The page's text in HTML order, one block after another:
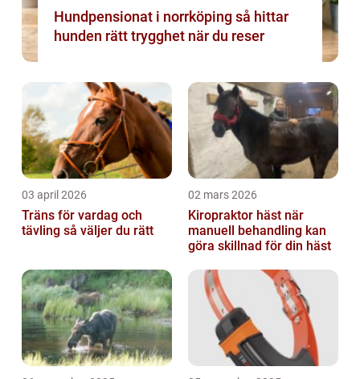
Hundpensionat i norrköping så hittar
hunden rätt trygghet när du reser
03 april 2026
Träns för vardag och
tävling så väljer du rätt
02 mars 2026
Kiropraktor häst när
manuell behandling kan
göra skillnad för din häst